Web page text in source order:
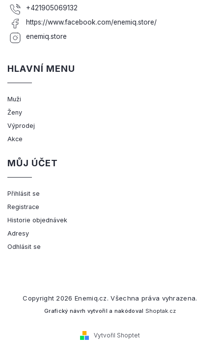
+421905069132
https://www.facebook.com/enemiq.store/
enemiq.store
HLAVNÍ MENU
Muži
Ženy
Výprodej
Akce
MŮJ ÚČET
Přihlásit se
Registrace
Historie objednávek
Adresy
Odhlásit se
Vytvořil Shoptet
Copyright 2026 Enemiq.cz. Všechna práva vyhrazena.
Grafický návrh vytvořil a nakódoval Shoptak.cz